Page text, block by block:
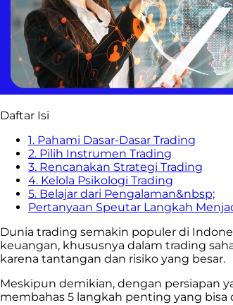
Daftar Isi
1. Pahami Dasar-Dasar Trading
2. Pilih Instrumen Trading
3. Rencanakan Strategi Trading
4. Kelola Psikologi Trading
5. Belajar dari Pengalaman&nbsp;
Pertanyaan Speutar Langkah
Dunia trading semakin populer di
keuangan, khususnya dalam trading
karena tantangan dan risiko yang besar.
Meskipun demikian, dengan persiapan
membahas 5 langkah penting yang bisa